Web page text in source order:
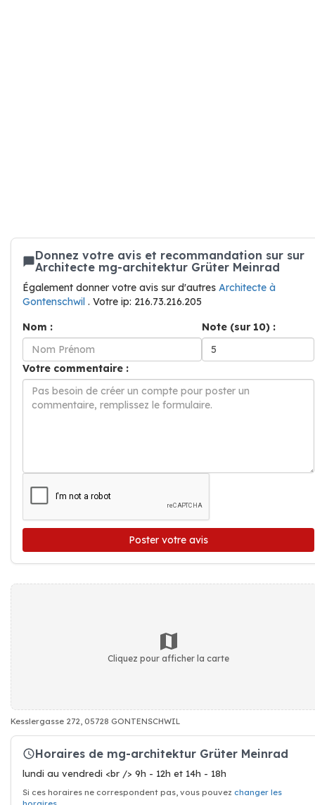
Donnez votre avis et recommandation sur sur
Architecte mg-architektur Grüter Meinrad
Également donner votre avis sur d'autres Architecte à
Gontenschwil . Votre ip: 216.73.216.205
Nom :
Note (sur 10) :
Votre commentaire :
Poster votre avis
Cliquez pour afficher la carte
Kesslergasse 272, 05728 GONTENSCHWIL
Horaires de mg-architektur Grüter Meinrad
lundi au vendredi <br /> 9h - 12h et 14h - 18h
Si ces horaires ne correspondent pas, vous pouvez changer les